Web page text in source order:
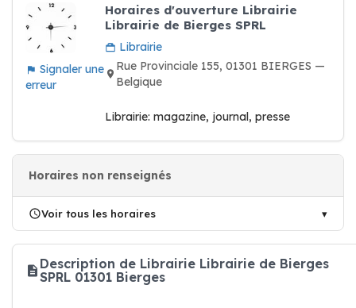
Signaler une
erreur
Horaires d'ouverture Librairie
Librairie de Bierges SPRL
Librairie
Rue Provinciale 155, 01301 BIERGES —
Belgique
Librairie: magazine, journal, presse
Horaires non renseignés
Voir tous les horaires
Description de Librairie Librairie de Bierges
SPRL 01301 Bierges